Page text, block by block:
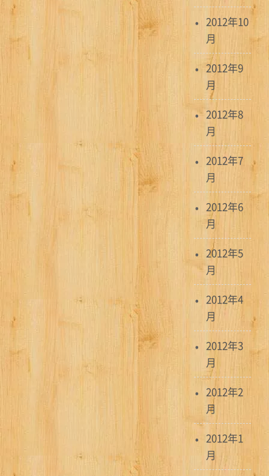
2012年10
月
2012年9
月
2012年8
月
2012年7
月
2012年6
月
2012年5
月
2012年4
月
2012年3
月
2012年2
月
2012年1
月